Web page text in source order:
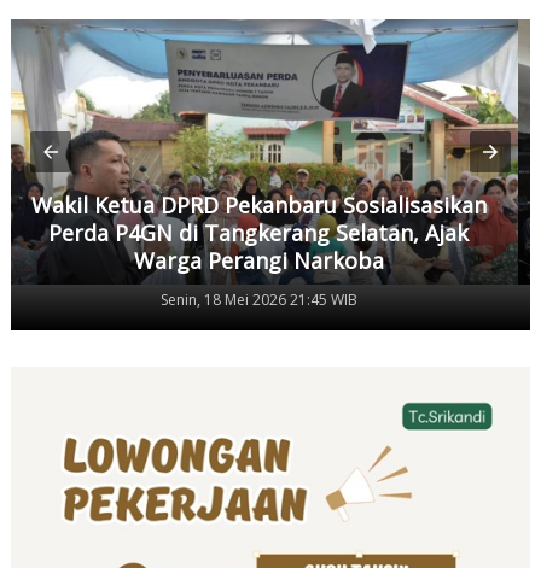
Wakil Ketua DPRD Pekanbaru Sosialisasikan
Perda P4GN di Tangkerang Selatan, Ajak
Warga Perangi Narkoba
Senin, 18 Mei 2026 21:45 WIB